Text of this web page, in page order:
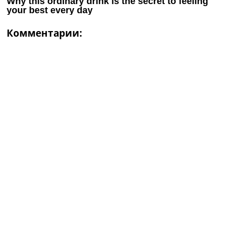
Комментарии: